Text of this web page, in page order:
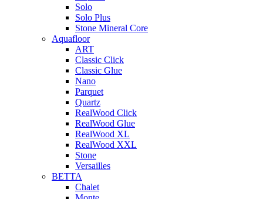
Solo
Solo Plus
Stone Mineral Core
Aquafloor
ART
Classic Click
Classic Glue
Nano
Parquet
Quartz
RealWood Click
RealWood Glue
RealWood XL
RealWood XXL
Stone
Versailles
BETTA
Chalet